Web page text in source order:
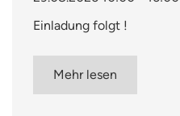
Einladung folgt !
Mehr lesen